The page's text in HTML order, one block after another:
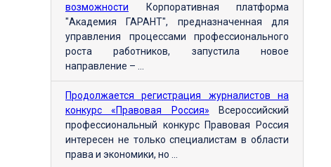
возможности Корпоративная платформа
"Академия ГАРАНТ", предназначенная для
управления процессами профессионального
роста работников, запустила новое
направление – ...
Продолжается регистрация журналистов на
конкурс «Правовая Россия» Всероссийский
профессиональный конкурс Правовая Россия
интересен не только специалистам в области
права и экономики, но ...